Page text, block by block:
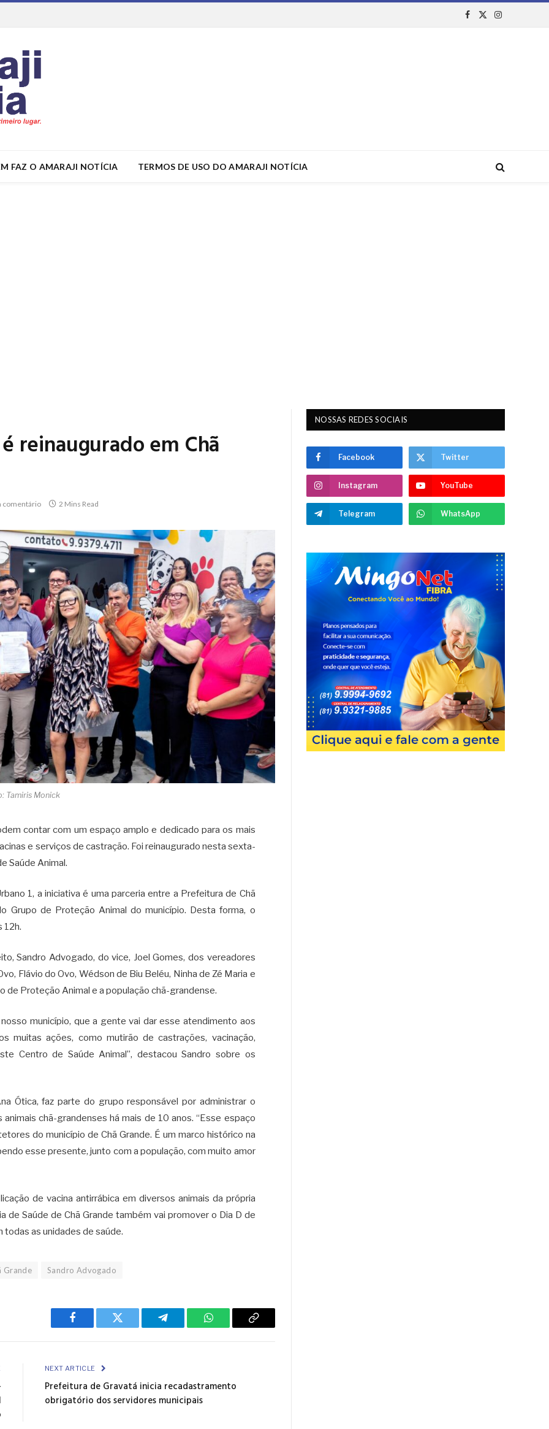
Facebook
X
Instagram
FAZ O AMARAJI NOTÍCIA TERMOS DE USO DO AMARAJI NOTÍCIA
reinaugurado em Chã
comentário 2 Mins Read
Tamiris Monick
contar com um espaço amplo e dedicado para os mais
e serviços de castração. Foi reinaugurado nesta sexta-
Saúde Animal.
1, a iniciativa é uma parceria entre a Prefeitura de Chã
Grupo de Proteção Animal do município. Desta forma, o
12h.
Sandro Advogado, do vice, Joel Gomes, dos vereadores
Flávio do Ovo, Wédson de Biu Beléu, Ninha de Zé Maria e
de Proteção Animal e a população chã-grandense.
município, que a gente vai dar esse atendimento aos
muitas ações, como mutirão de castrações, vacinação,
Centro de Saúde Animal”, destacou Sandro sobre os
Ótica, faz parte do grupo responsável por administrar o
chã-grandenses há mais de 10 anos. “Esse espaço
do município de Chã Grande. É um marco histórico na
esse presente, junto com a população, com muito amor
de vacina antirrábica em diversos animais da própria
de Saúde de Chã Grande também vai promover o Dia D de
todas as unidades de saúde.
Grande Sandro Advogado
Facebook Twitter Telegram WhatsAppCopy
NEXT ARTICLE
Prefeitura de Gravatá inicia recadastramento
obrigatório dos servidores municipais
NOSSAS REDES SOCIAIS
Facebook Twitter
Instagram YouTube
Telegram WhatsApp